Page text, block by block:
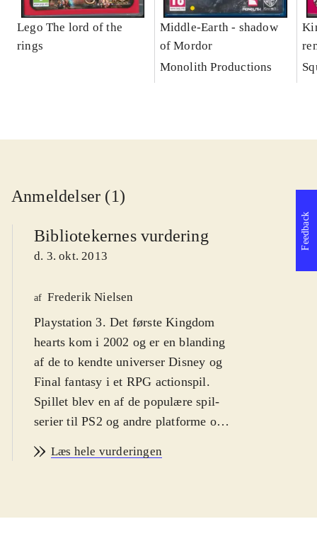
Lego The lord of the
rings
Middle-Earth - shadow
of Mordor
Monolith Productions
Anmeldelser (1)
Bibliotekernes vurdering
d. 3. okt. 2013
af Frederik Nielsen
Playstation 3. Det første Kingdom
hearts kom i 2002 og er en blanding
af de to kendte universer Disney og
Final fantasy i et RPG actionspil.
Spillet blev en af de populære spil-
serier til PS2 og andre platforme og i
syv spil og det er oplagt, at de første
en PEGI: 12 og ikoner for vold.
Læs hele vurderingen
Feedback